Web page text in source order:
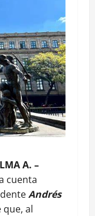
A. –
cuenta
Andrés
al